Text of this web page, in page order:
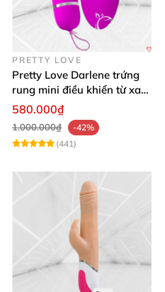
PRETTY LOVE
Pretty Love Darlene trứng
rung mini điều khiển từ xa
12 chế độ rung mạnh
580.000₫
1.000.000₫
-42%
(441)